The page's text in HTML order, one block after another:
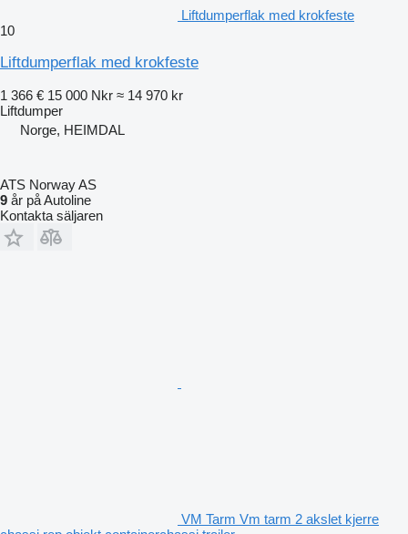
Liftdumperflak med krokfeste
10
Liftdumperflak med krokfeste
1 366 € 15 000 Nkr ≈ 14 970 kr
Liftdumper
Norge, HEIMDAL
ATS Norway AS
9 år på Autoline
Kontakta säljaren
VM Tarm Vm tarm 2 akslet kjerre